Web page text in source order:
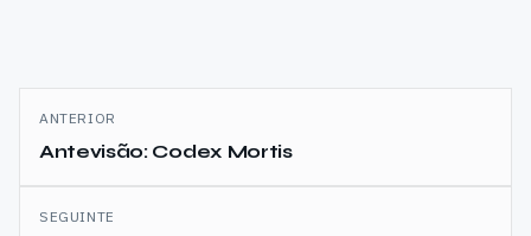
Navegação
de
artigos
ANTERIOR
Antevisão: Codex Mortis
SEGUINTE